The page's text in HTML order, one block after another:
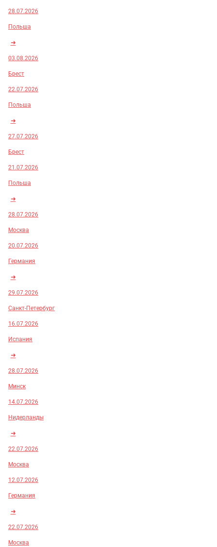
28.07.2026
Польша
➜
03.08.2026
Брест
22.07.2026
Польша
➜
27.07.2026
Брест
21.07.2026
Польша
➜
28.07.2026
Москва
20.07.2026
Германия
➜
29.07.2026
Санкт-Петербург
16.07.2026
Испания
➜
28.07.2026
Минск
14.07.2026
Нидерланды
➜
22.07.2026
Москва
12.07.2026
Германия
➜
22.07.2026
Москва